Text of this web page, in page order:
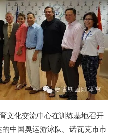
文化交流中心在训练基地召开
中国奥运游泳队。诺瓦克市市